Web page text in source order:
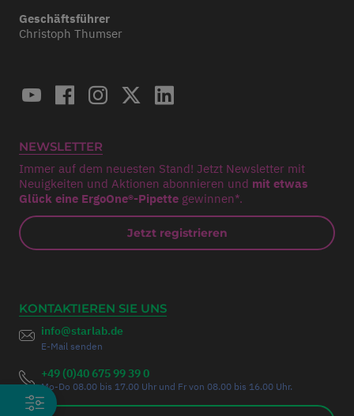
Geschäftsführer
Christoph Thumser
NEWSLETTER
Immer auf dem neuesten Stand! Jetzt Newsletter mit
Neuigkeiten und Aktionen abonnieren und mit etwas
Glück eine ErgoOne®-Pipette gewinnen*.
Jetzt registrieren
KONTAKTIEREN SIE UNS
info@starlab.de
E-Mail senden
+49 (0)40 675 99 39 0
Mo-Do 08.00 bis 17.00 Uhr und Fr von 08.00 bis 16.00 Uhr.